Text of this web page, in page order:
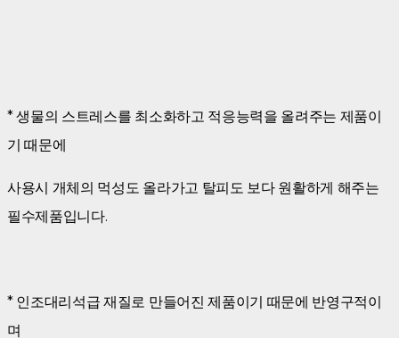
* 생물의 스트레스를 최소화하고 적응능력을 올려주는 제품이
기 때문에
사용시 개체의 먹성도 올라가고 탈피도 보다 원활하게 해주는
필수제품입니다.
* 인조대리석급 재질로 만들어진 제품이기 때문에 반영구적이
며